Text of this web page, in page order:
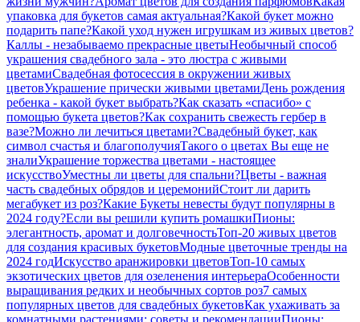
упаковка для букетов самая актуальная?Какой букет можно
подарить папе?Какой уход нужен игрушкам из живых цветов?
Каллы - незабываемо прекрасные цветыНеобычный способ
украшения свадебного зала - это люстра с живыми
цветамиСвадебная фотосессия в окружении живых
цветовУкрашение прически живыми цветамиДень рождения
ребенка - какой букет выбрать?Как сказать «спасибо» с
помощью букета цветов?Как сохранить свежесть гербер в
вазе?Можно ли лечиться цветами?Свадебный букет, как
символ счастья и благополучияТакого о цветах Вы еще не
зналиУкрашение торжества цветами - настоящее
искусствоУместны ли цветы для спальни?Цветы - важная
часть свадебных обрядов и церемонийСтоит ли дарить
мегабукет из роз?Какие Букеты невесты будут популярны в
2024 году?Если вы решили купить ромашкиПионы:
элегантность, аромат и долговечностьТоп-20 живых цветов
для создания красивых букетовМодные цветочные тренды на
2024 годИскусство аранжировки цветовТоп-10 самых
экзотических цветов для озеленения интерьераОсобенности
выращивания редких и необычных сортов роз7 самых
популярных цветов для свадебных букетовКак ухаживать за
комнатными растениями: советы и рекомендацииПионы: